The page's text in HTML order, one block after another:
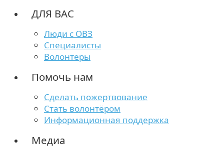
ДЛЯ ВАС
Люди с ОВЗ
Специалисты
Волонтеры
Помочь нам
Сделать пожертвование
Стать волонтёром
Информационная поддержка
Медиа